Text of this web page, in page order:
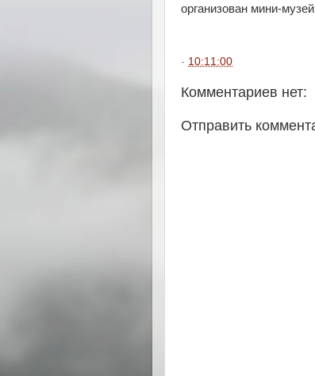
организован мини-
- 10:11:00
Комментариев нет:
Отправить